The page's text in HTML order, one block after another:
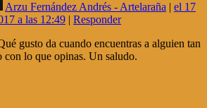
Arzu Fernández Andrés - Artelaraña | el 17
a las 12:49 | Responder
gusto da cuando encuentras a alguien tan
con lo que opinas. Un saludo.